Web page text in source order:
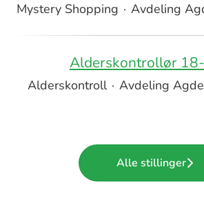
Mystery Shopping · Avdeling
Alderskontrollør
Alderskontroll · Avdeling
Alle stillinger